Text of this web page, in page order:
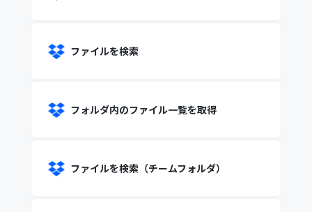
ファイルを検索
フォルダ内のファイル一覧を取得
ファイルを検索（チームフォルダ）